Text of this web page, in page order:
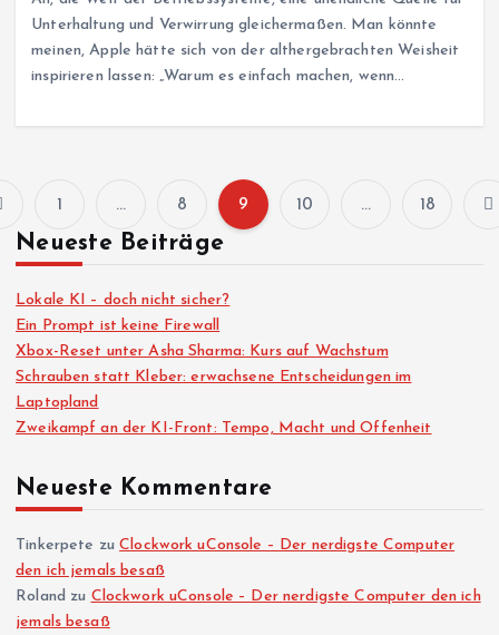
Unterhaltung und Verwirrung gleichermaßen. Man könnte
meinen, Apple hätte sich von der althergebrachten Weisheit
inspirieren lassen: „Warum es einfach machen, wenn…
S
i
t
e
n
n
u
1 … 8 9 10 … 18
Neueste Beiträge
Lokale KI – doch nicht sicher?
Ein Prompt ist keine Firewall
Xbox-Reset unter Asha Sharma: Kurs auf Wachstum
Schrauben statt Kleber: erwachsene Entscheidungen im
Laptopland
Zweikampf an der KI-Front: Tempo, Macht und Offenheit
Neueste Kommentare
Tinkerpete zuClockwork uConsole – Der nerdigste Computer
den ich jemals besaß
Roland zu Clockwork uConsole – Der nerdigste Computer den ich
jemals besaß